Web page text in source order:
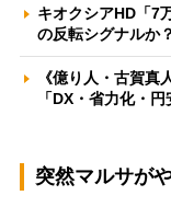
キオクシアHD「7
の反転シグナル
《億り人・古賀真
「DX・省力化・
突然マルサが